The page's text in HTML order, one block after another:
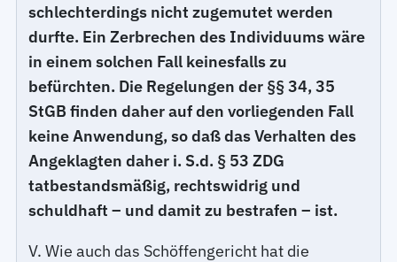
schlechterdings nicht zugemutet werden
durfte. Ein Zerbrechen des Individuums wäre
in einem solchen Fall keinesfalls zu
befürchten. Die Regelungen der §§ 34, 35
StGB finden daher auf den vorliegenden Fall
keine Anwendung, so daß das Verhalten des
Angeklagten daher i. S.d. § 53 ZDG
tatbestandsmäßig, rechtswidrig und
schuldhaft – und damit zu bestrafen – ist.
V. Wie auch das Schöffengericht hat die